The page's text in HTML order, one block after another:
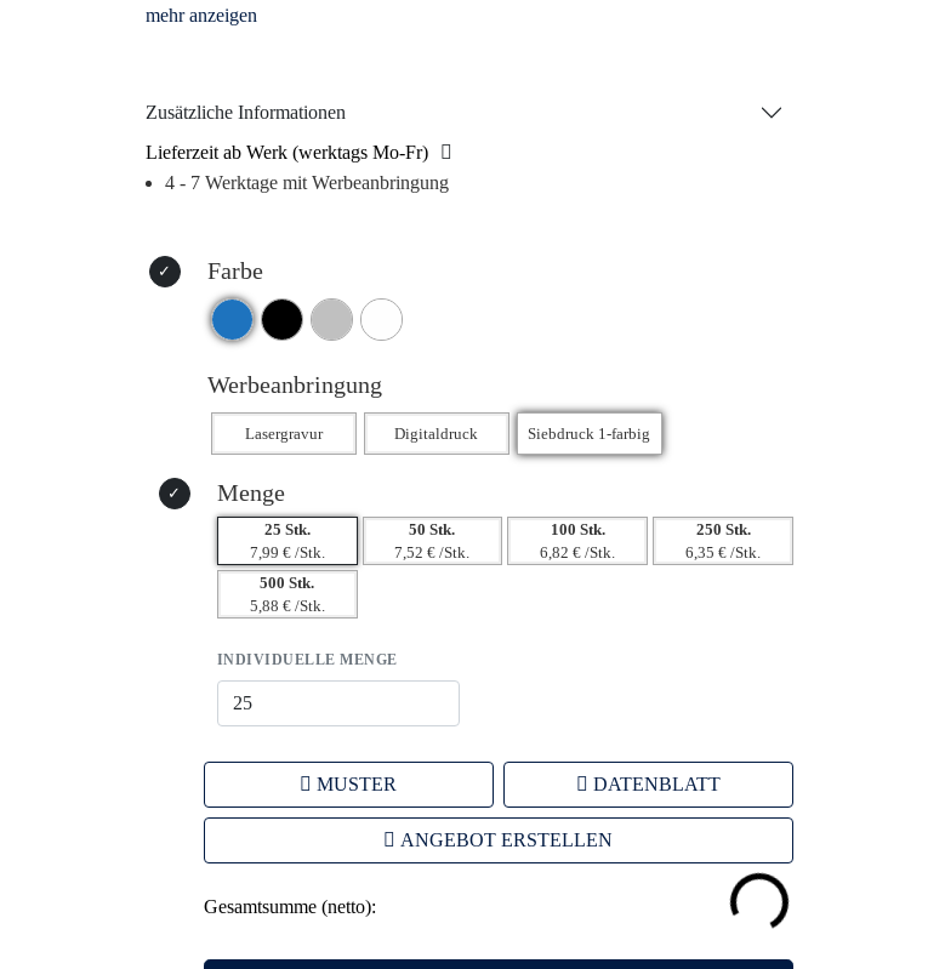
eine auffällige Markendarstellung. Mit seinem eleganten Design und einem
Zusätzliche Informationen
Lieferzeit ab Werk (werktags Mo-Fr)
4 - 7 Werktage mit Werbeanbringung
Farbe
Werbeanbringung
Menge
25 Stk.
7,99 € /Stk.
50 Stk.
7,52 € /Stk.
100 Stk.
6,82 € /Stk.
250 Stk.
6,35 € /Stk.
500 Stk.
5,88 € /Stk.
INDIVIDUELLE MENGE
MUSTER DATENBLATT
ANGEBOT ERSTELLEN
Gesamtsumme (netto):